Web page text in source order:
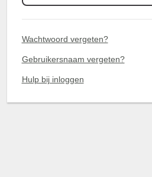
Wachtwoord vergeten?
Gebruikersnaam vergeten?
Hulp bij inloggen